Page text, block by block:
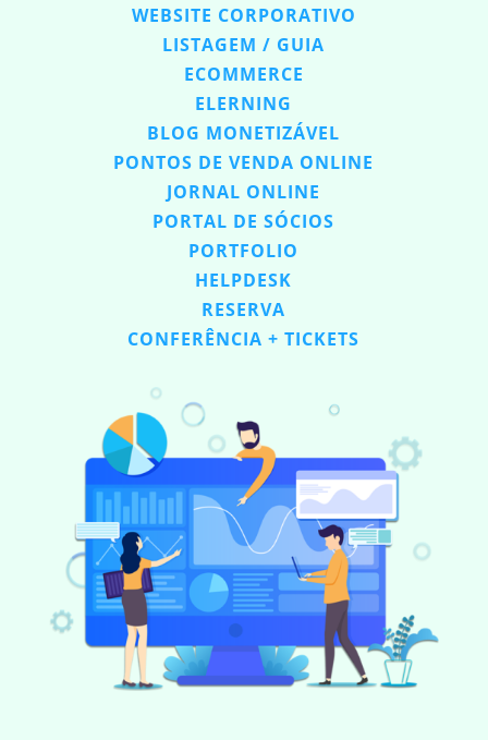
WEBSITE CORPORATIVO
LISTAGEM / GUIA
ECOMMERCE
ELERNING
BLOG MONETIZÁVEL
PONTOS DE VENDA ONLINE
JORNAL ONLINE
PORTAL DE SÓCIOS
PORTFOLIO
HELPDESK
RESERVA
CONFERÊNCIA + TICKETS